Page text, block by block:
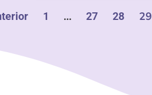
1 27 28 29